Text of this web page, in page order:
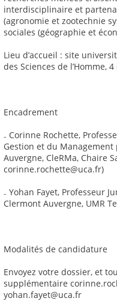
interdisciplinaire et
(agronomie et zootechnie
sociales (géographie et
Lieu d’accueil : site
des Sciences de l’Homme,
Encadrement
₋ Corinne Rochette,
Gestion et du
Auvergne, CleRMa, Chaire
corinne.rochette@uca.fr)
₋ Yohan Fayet, Professeur
Clermont Auvergne, UMR
Modalités de candidature
Envoyez votre dossier, et
supplémentaire
yohan.fayet@uca.fr